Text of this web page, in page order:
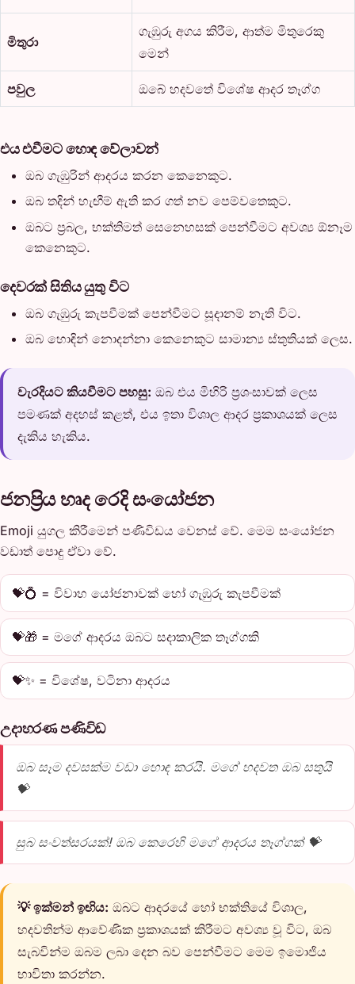
මිතුරා
ගැඹුරු අගය කිරීම, ආත්ම මිතුරෙකු
මෙන්
පවුල ඔබේ හදවතේ විශේෂ ආදර තෑග්ග
එය එවීමට හොඳ වේලාවන්
ඔබ ගැඹුරින් ආදරය කරන කෙනෙකුට.
ඔබ තදින් හැඟීම් ඇති කර ගත් නව පෙම්වතෙකුට.
ඔබට ප්‍රබල, භක්තිමත් සෙනෙහසක් පෙන්වීමට අවශ්‍ය ඕනෑම
කෙනෙකුට.
දෙවරක් සිතිය යුතු විට
ඔබ ගැඹුරු කැපවීමක් පෙන්වීමට සූදානම් නැති විට.
ඔබ හොඳින් නොදන්නා කෙනෙකුට සාමාන්‍ය ස්තුතියක් ලෙස.
වැරදියට කියවීමට පහසු: ඔබ එය මිහිරි ප්‍රශංසාවක් ලෙස
පමණක් අදහස් කළත්, එය ඉතා විශාල ආදර ප්‍රකාශයක් ලෙස
දැකිය හැකිය.
ජනප්‍රිය හෘද රෙදි සංයෝජන
Emoji යුගල කිරීමෙන් පණිවිඩය වෙනස් වේ. මෙම සංයෝජන
වඩාත් පොදු ඒවා වේ.
💝💍 = විවාහ යෝජනාවක් හෝ ගැඹුරු කැපවීමක්
💝🎁 = මගේ ආදරය ඔබට සදාකාලික තෑග්ගකි
💝✨ = විශේෂ, වටිනා ආදරය
උදාහරණ පණිවිඩ
ඔබ සෑම දවසක්ම වඩා හොඳ කරයි. මගේ හදවත ඔබ සතුයි
💝
සුබ සංවත්සරයක්! ඔබ කෙරෙහි මගේ ආදරය තෑග්ගක් 💝
💡 ඉක්මන් ඉඟිය: ඔබට ආදරයේ හෝ භක්තියේ විශාල,
හදවතින්ම ආවේණික ප්‍රකාශයක් කිරීමට අවශ්‍ය වූ විට, ඔබ
සැබවින්ම ඔබම ලබා දෙන බව පෙන්වීමට මෙම ඉමොජිය
භාවිතා කරන්න.